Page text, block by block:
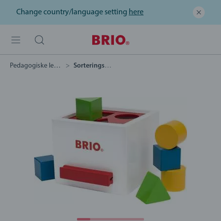
Change country/language setting here
Pedagogiske leker Sorteringsboks